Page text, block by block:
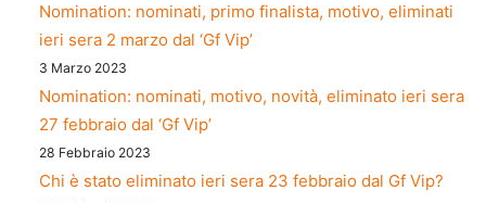
Nomination: nominati, primo finalista, motivo, eliminati
ieri sera 2 marzo dal ‘Gf Vip’
3 Marzo 2023
Nomination: nominati, motivo, novità, eliminato ieri sera
27 febbraio dal ‘Gf Vip’
28 Febbraio 2023
Chi è stato eliminato ieri sera 23 febbraio dal Gf Vip?